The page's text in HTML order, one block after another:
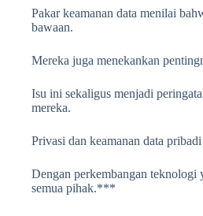
Pakar keamanan data menilai
bawaan.
Mereka juga menekankan
Isu ini sekaligus menjadi
mereka.
Privasi dan keamanan data
Dengan perkembangan teknologi
semua pihak.***